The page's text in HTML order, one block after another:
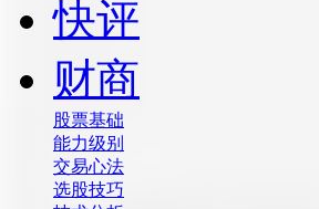
快评
财商
股票基础
能力级别
交易心法
选股技巧